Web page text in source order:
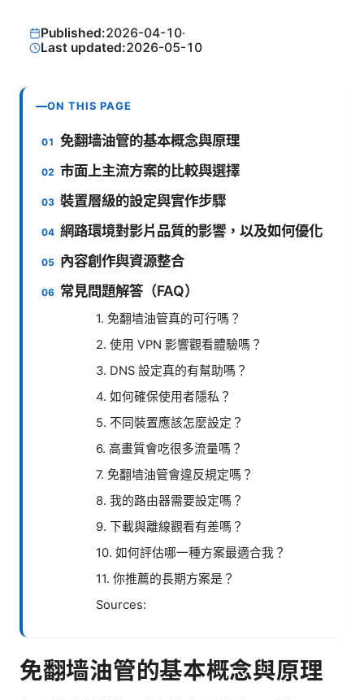
Published:2026-04-10·
Last updated:2026-05-10
ON THIS PAGE
免翻墙油管的基本概念與原理
市面上主流方案的比較與選擇
裝置層級的設定與實作步驟
網路環境對影片品質的影響，以及如何優化
內容創作與資源整合
常見問題解答（FAQ）
1. 免翻墙油管真的可行嗎？
2. 使用 VPN 影響觀看體驗嗎？
3. DNS 設定真的有幫助嗎？
4. 如何確保使用者隱私？
5. 不同裝置應該怎麼設定？
6. 高畫質會吃很多流量嗎？
7. 免翻墙油管會違反規定嗎？
8. 我的路由器需要設定嗎？
9. 下載與離線觀看有差嗎？
10. 如何評估哪一種方案最適合我？
11. 你推薦的長期方案是？
Sources:
免翻墙油管的基本概念與原理